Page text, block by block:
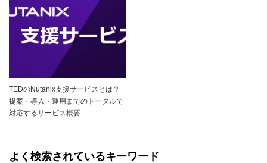
TEDのNutanix支援サービスとは？
提案・導入・運用までのトータルで
対応するサービス概要
よく検索されているキーワード